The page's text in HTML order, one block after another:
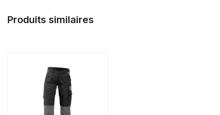
Produits similaires